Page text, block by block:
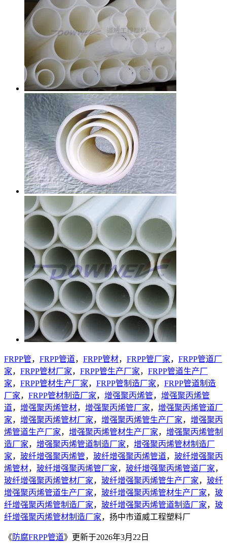
FRPP管， FRPP管道， FRPP管材， FRPP管厂家， FRPP管道厂
家， FRPP管材厂家， FRPP管生产厂家， FRPP管道生产厂
家， FRPP管材生产厂家， FRPP管制造厂家， FRPP管道制造
厂家， FRPP管材制造厂家， 增强聚丙烯管， 增强聚丙烯管
道， 增强聚丙烯管材， 增强聚丙烯管厂家， 增强聚丙烯管道厂
家， 增强聚丙烯管材厂家， 增强聚丙烯管生产厂家， 增强聚丙
烯管道生产厂家， 增强聚丙烯管材生产厂家， 增强聚丙烯管制
造厂家， 增强聚丙烯管道制造厂家， 增强聚丙烯管材制造厂
家， 玻纤增强聚丙烯管， 玻纤增强聚丙烯管道， 玻纤增强聚丙
烯管材， 玻纤增强聚丙烯管厂家， 玻纤增强聚丙烯管道厂家，
玻纤增强聚丙烯管材厂家， 玻纤增强聚丙烯管生产厂家， 玻纤
增强聚丙烯管道生产厂家， 玻纤增强聚丙烯管材生产厂家， 玻
纤增强聚丙烯管制造厂家， 玻纤增强聚丙烯管道制造厂家， 玻
纤增强聚丙烯管材制造厂家，扬中市道威工程塑料厂
《 防腐FRPP管道》更新于2026年3月22日